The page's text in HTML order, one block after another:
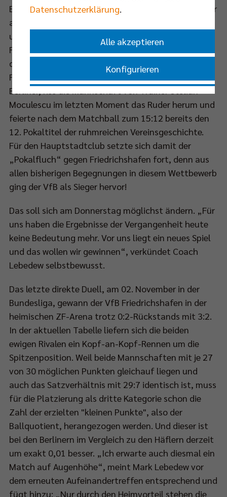
Erinnerung: Vor einer fantastischen Kulisse von mehr
als 10.000 Zuschauern lieferten sich die BR Volleys
und der VfB im Gerry-Weber-Stadion ein packendes
Fünf-Satz-Match, dessen Endphase kaum
dramatischer hätte sein können. Nach einer 10:6-
Führung im alles entscheidenden Tiebreak für die
Berliner, riss die Mannschaft von Trainer Stelian
Moculescu im letzten Moment das Ruder herum und
feierte nach dem Matchball zum 15:12 bereits den
12. Pokaltitel der ruhmreichen Vereinsgeschichte.
Für den Hauptstadtclub setzte sich damit der
„Pokalfluch“ gegen Friedrichshafen fort, denn aus
allen bisherigen Begegnungen in diesem Wettbewerb
ging der VfB als Sieger hervor!
Das soll sich am Donnerstag möglichst ändern. „Für
uns haben die Ergebnisse der Vergangenheit heute
keine Bedeutung mehr. Vor uns liegt ein neues Spiel
und das wollen wir gewinnen“, verkündet Coach
Lebedew selbstbewusst.
Das letzte direkte Duell, am 02. November in der
Bundesliga, gewann der VfB Friedrichshafen in der
heimischen ZF-Arena trotz 0:2-Rückstands mit 3:2.
In der aktuellen Tabelle liefern sich die beiden
ewigen Rivalen ein Kopf-an-Kopf-Rennen um die
Spitzenposition. Weil beide Mannschaften mit je 27
von 30 möglichen Punkten gleichauf liegen und
auch das Satzverhältnis mit 29:7 identisch ist, muss
für die Platzierung als dritte Kategorie schon die
Zahl der erzielten "kleinen Punkte", also der
Ballquotient, herangezogen werden. Und dieser ist
bei den Berlinern im Vergleich zu den Häflern derzeit
um exakt 0,01 besser. „Ich erwarte auch diesmal ein
Match auf Augenhöhe“, meint Mark Lebedew vor
dem erneuten Aufeinandertreffen entsprechend und
fügt hinzu: „Nur durch den Heimvorteil stehen die
Datenschutzerklärung.
Alle akzeptieren
Konfigurieren
Nur essenzielle Cookies akzeptieren
Impressum|Datenschutzerklärung